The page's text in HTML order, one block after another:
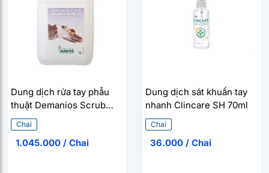
Dung dịch rửa tay phẫu
thuật Demanios Scrub
Chlorhexidine 4% (Chai 5
Lít)
Chai
1.045.000 / Chai
Dung dịch sát khuẩn tay
nhanh Clincare SH 70ml
Chai
36.000 / Chai